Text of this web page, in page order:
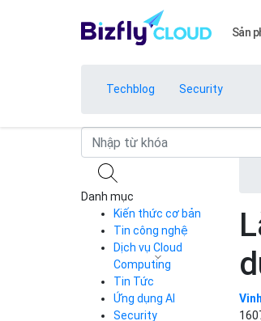
Sản
Bảng giá
Techblog Security
Danh mục
Kiến thức cơ bản
Tin công nghệ
Dịch vụ Cloud
Computing
Cloud Server
CDN
Load Balancer
Tin Tức
Ứng dụng AI
Security